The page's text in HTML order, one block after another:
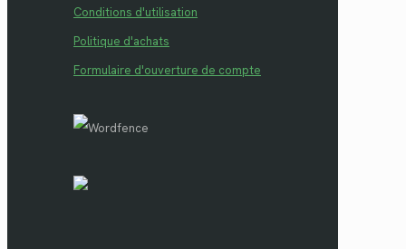
Conditions d'utilisation
Politique d'achats
Formulaire d'ouverture de compte